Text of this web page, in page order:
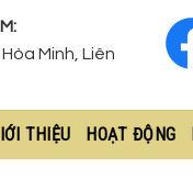
Minh, Liên
THIỆU HOẠT ĐỘNG